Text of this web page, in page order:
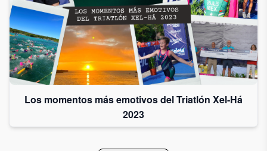
Los momentos más emotivos del Triatlón Xel-Há
2023